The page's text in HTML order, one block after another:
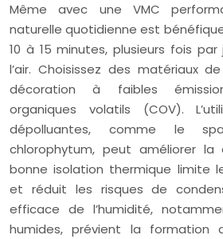
Même avec une VMC
naturelle quotidienne est
10 à 15 minutes, plusieurs fois
l’air. Choisissez des matériaux
décoration à faibles
organiques volatils (COV).
dépolluantes, comme le
chlorophytum, peut améliorer la
bonne isolation thermique limite
et réduit les risques de
efficace de l’humidité,
humides, prévient la formation